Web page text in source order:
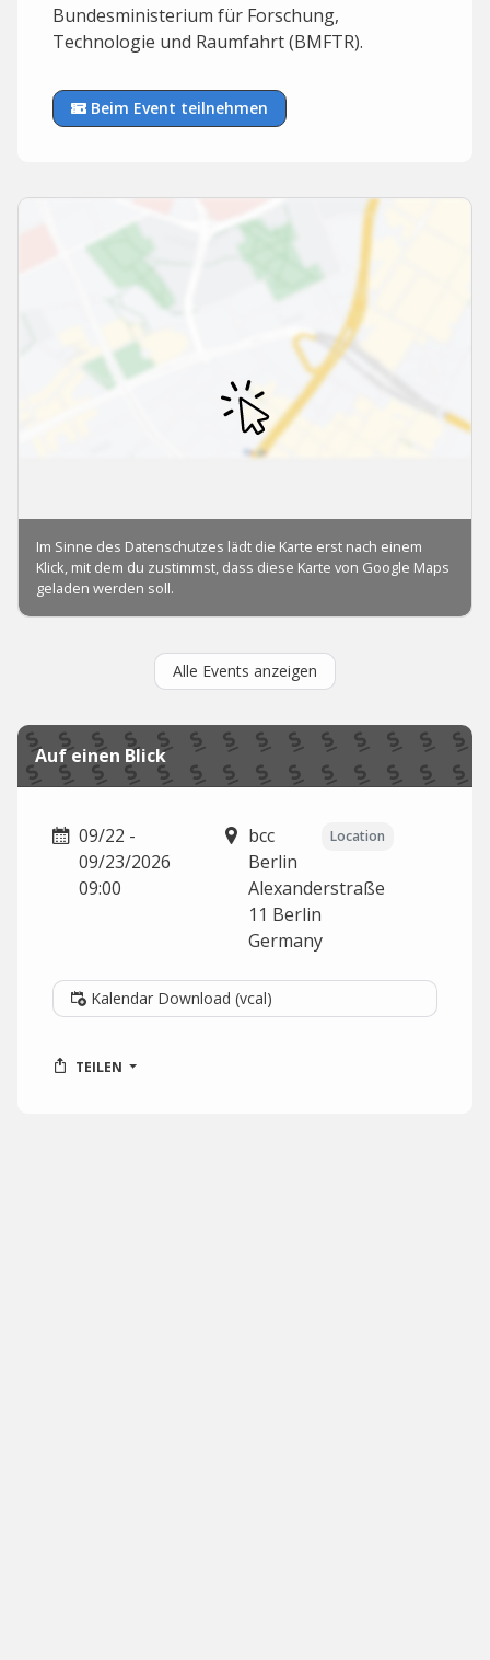
Bundesministerium für Forschung,
Technologie und Raumfahrt (BMFTR).
Beim Event teilnehmen
Alle Events anzeigen
Auf einen Blick
09/22 -
09/23/2026
09:00
Location
bcc
Berlin
Alexanderstraße
11 Berlin
Germany
Kalendar Download (vcal)
TEILEN